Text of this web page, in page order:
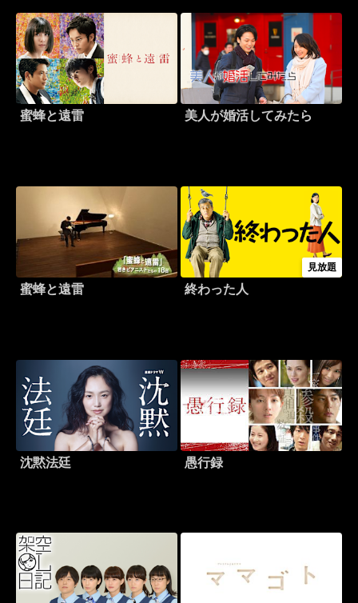
蜜蜂と遠雷 美人が婚活してみたら
蜜蜂と遠雷
見放題
終わった人
沈黙法廷 愚行録